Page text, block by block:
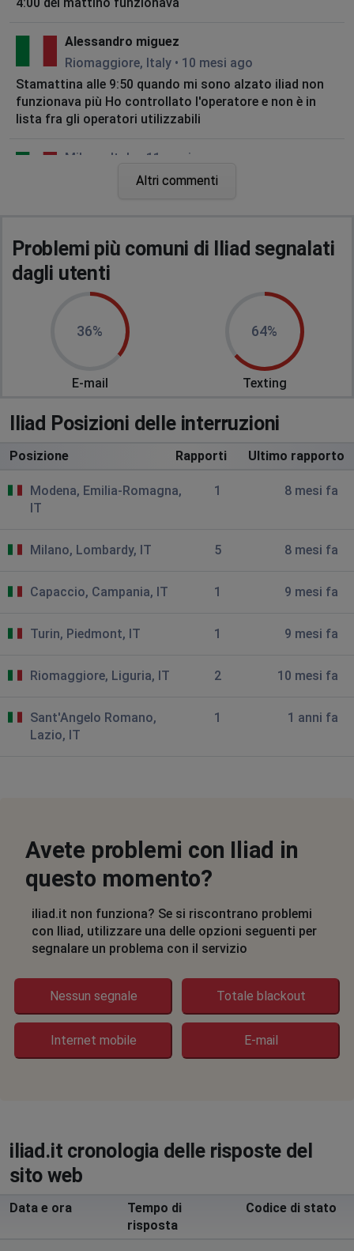
Alessandro miguez
Riomaggiore, Italy • 10 mesi ago
Stamattina alle 9:50 quando mi sono alzato iliad non
funzionava più Ho controllato l'operatore e non è in
lista fra gli operatori utilizzabili
Milano, Italy
11 mesi ago
VOCE ILIAD FIBRA DOWN. ERRORE: TELEFONO
Altri commenti
Problemi più comuni di Iliad segnalati
dagli utenti
36%
E-mail
64%
Texting
Iliad Posizioni delle interruzioni
Posizione Rapporti Ultimo rapporto
Modena, Emilia-Romagna,
IT
1 8 mesi fa
Milano, Lombardy, IT 5 8 mesi fa
Capaccio, Campania, IT 1 9 mesi fa
Turin, Piedmont, IT 1 9 mesi fa
Riomaggiore, Liguria, IT 2 10 mesi fa
Sant'Angelo Romano,
Lazio, IT
1 1 anni fa
Avete problemi con Iliad in
questo momento?
iliad.it non funziona? Se si riscontrano problemi
con Iliad, utilizzare una delle opzioni seguenti per
segnalare un problema con il servizio
Nessun segnale Totale blackout
Internet mobile E-mail
iliad.it cronologia delle risposte del
sito web
Data e ora
Tempo di
risposta
Codice di stato